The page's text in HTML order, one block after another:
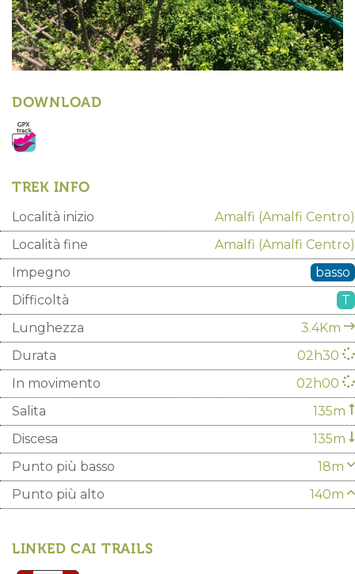
DOWNLOAD
TREK INFO
Località inizio Amalfi (Amalfi Centro)
Località fine
Amalfi (Amalfi Centro)
Impegno
basso
Difficoltà
T
Lunghezza
3.4Km
Durata
02h30
In movimento
02h00
Salita
135m
Discesa
135m
Punto più basso
18m
Punto più alto
140m
LINKED CAI TRAILS